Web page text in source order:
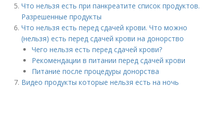
Что нельзя есть при панкреатите список продуктов.
Разрешенные продукты
Что нельзя есть перед сдачей крови. Что можно
(нельзя) есть перед сдачей крови на донорство
Чего нельзя есть перед сдачей крови?
Рекомендации в питании перед сдачей крови
Питание после процедуры донорства
Видео продукты которые нельзя есть на ночь